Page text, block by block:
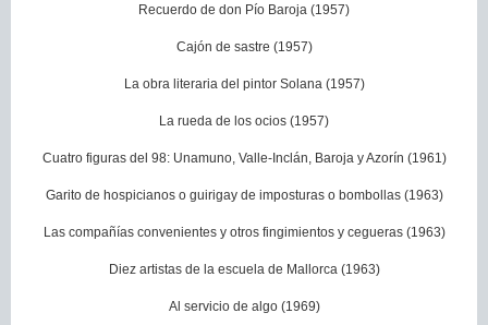
Recuerdo de don Pío Baroja (1957)
Cajón de sastre (1957)
La obra literaria del pintor Solana (1957)
La rueda de los ocios (1957)
Cuatro figuras del 98: Unamuno, Valle-Inclán, Baroja y Azorín (1961)
Garito de hospicianos o guirigay de imposturas o bombollas (1963)
Las compañías convenientes y otros fingimientos y cegueras (1963)
Diez artistas de la escuela de Mallorca (1963)
Al servicio de algo (1969)